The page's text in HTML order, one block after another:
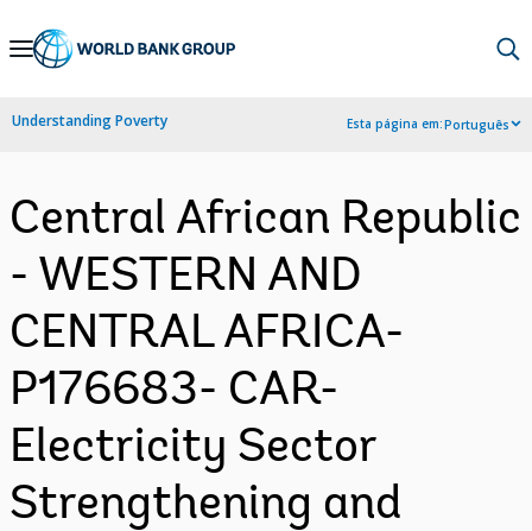
Skip
Navigation
Understanding Poverty Esta página em:Português
Central African Republic
- WESTERN AND
CENTRAL AFRICA-
P176683- CAR-
Electricity Sector
Strengthening and